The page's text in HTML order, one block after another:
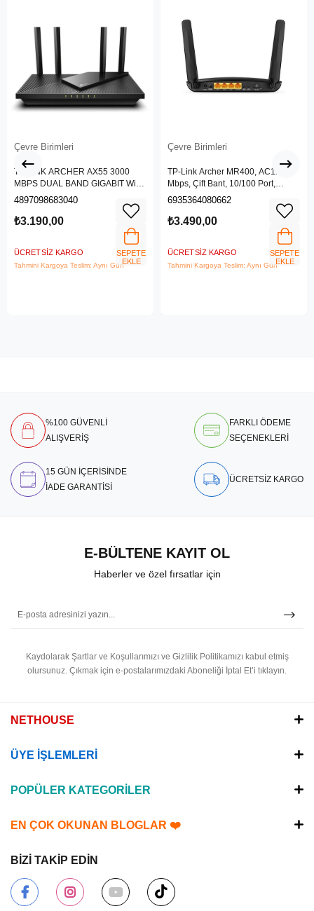
Çevre Birimleri
TP-LINK ARCHER AX55 3000
MBPS DUAL BAND GIGABIT Wi-Fi
6 ROUTER
4897098683040
₺3.190,00
ÜCRETSIZ KARGO
Tahmini Kargoya Teslim: Aynı Gün
SEPETE
EKLE
Çevre Birimleri
TP-Link Archer MR400, AC1200
Mbps, Çift Bant, 10/100 Port,
4G/3G SIM Yuvası, Kablosuz 4G
6935364080662
₺3.490,00
ÜCRETSIZ KARGO
Tahmini Kargoya Teslim: Aynı Gün
SEPETE
EKLE
%100 GÜVENLİ
ALIŞVERİŞ
FARKLI ÖDEME
SEÇENEKLERİ
15 GÜN İÇERİSİNDE
İADE GARANTİSİ
ÜCRETSİZ KARGO
E-BÜLTENE KAYIT OL
Haberler ve özel fırsatlar için
Kaydolarak Şartlar ve Koşullarımızı ve Gizlilik Politikamızı kabul etmiş
olursunuz. Çıkmak için e-postalarımızdaki Aboneliği İptal Et’i tıklayın.
NETHOUSE
ÜYE İŞLEMLERİ
POPÜLER KATEGORİLER
EN ÇOK OKUNAN BLOGLAR ❤️
BİZİ TAKİP EDİN